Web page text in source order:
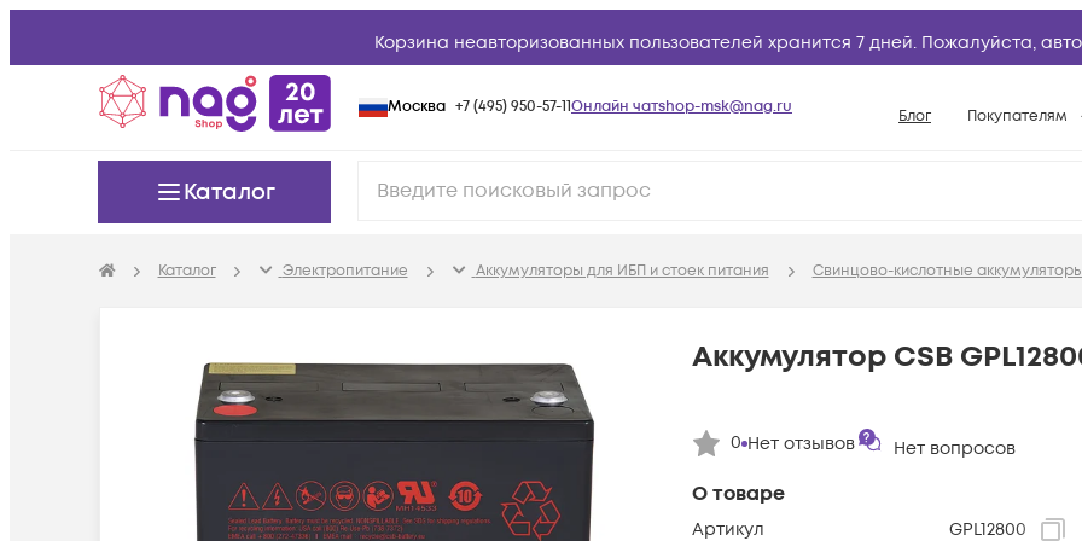
Корзина неавторизованных пользователей хранится 7 дней. Пожалуйста,
Москва +7 (495) 950-57-11Онлайн чатshop-msk@nag.ru Блог Покупателям
Условия
Возврат
База знаний
Каталог
Каталог Электропитание Аккумуляторы для ИБП и стоек питания Свинцово-кислотные аккумуляторы
О товаре
Артикул
GPL12800
Аккумулятор CSB
0 Нет отзывов Нет вопросов